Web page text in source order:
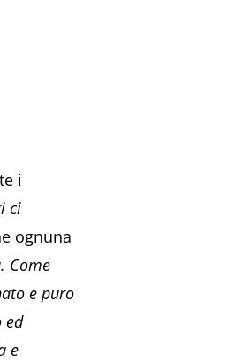
i
ci
ognuna
Come
e puro
ed
e